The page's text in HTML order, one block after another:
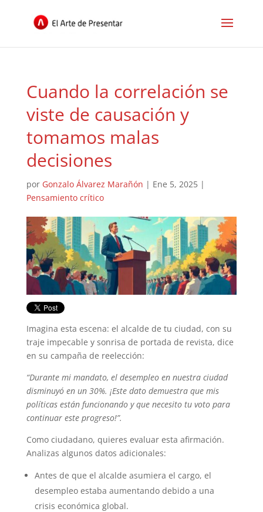
Cuando la correlación se
viste de causación y
tomamos malas
decisiones
por Gonzalo Álvarez Marañón | Ene 5, 2025|
Pensamiento crítico
Imagina esta escena: el alcalde de tu ciudad, con su
traje impecable y sonrisa de portada de revista, dice
en su campaña de reelección:
“Durante mi mandato, el desempleo en nuestra ciudad
disminuyó en un 30%. ¡Este dato demuestra que mis
políticas están funcionando y que necesito tu voto para
continuar este progreso!”.
Como ciudadano, quieres evaluar esta afirmación.
Analizas algunos datos adicionales:
Antes de que el alcalde asumiera el cargo, el
desempleo estaba aumentando debido a una
crisis económica global.